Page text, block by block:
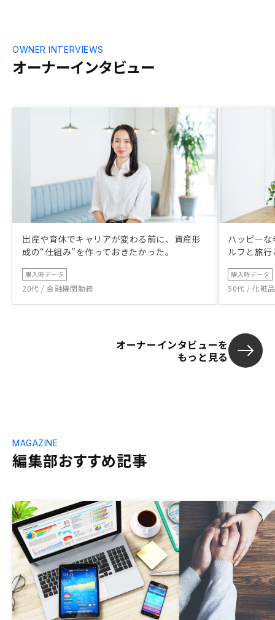
オーナーインタビュー
OWNER INTERVIEWS
出産や育休でキャリアが変わる前に、資産形
成の“仕組み”を作っておきたかった。
購入時データ
20代 / 金融機関勤務
ハッピー
ルフと旅
購入時データ
50代 / 化粧
オーナーインタビューを
もっと見る
編集部おすすめ記事
MAGAZINE